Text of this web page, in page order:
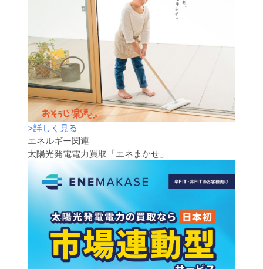
>詳しく見る
エネルギー関連
太陽光発電電力買取「エネまかせ」